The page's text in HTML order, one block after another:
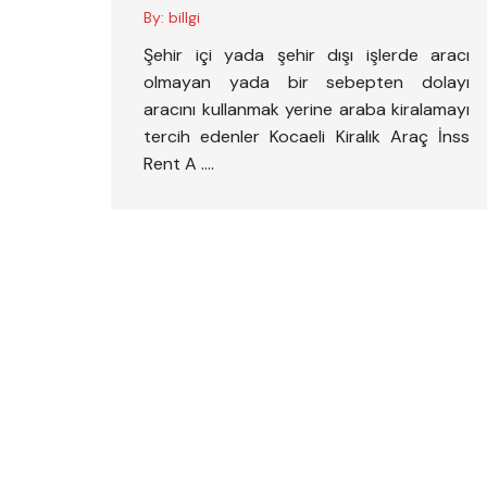
By: billgi
Şehir içi yada şehir dışı işlerde aracı
olmayan yada bir sebepten dolayı
aracını kullanmak yerine araba kiralamayı
tercih edenler Kocaeli Kiralık Araç İnss
Rent A ….